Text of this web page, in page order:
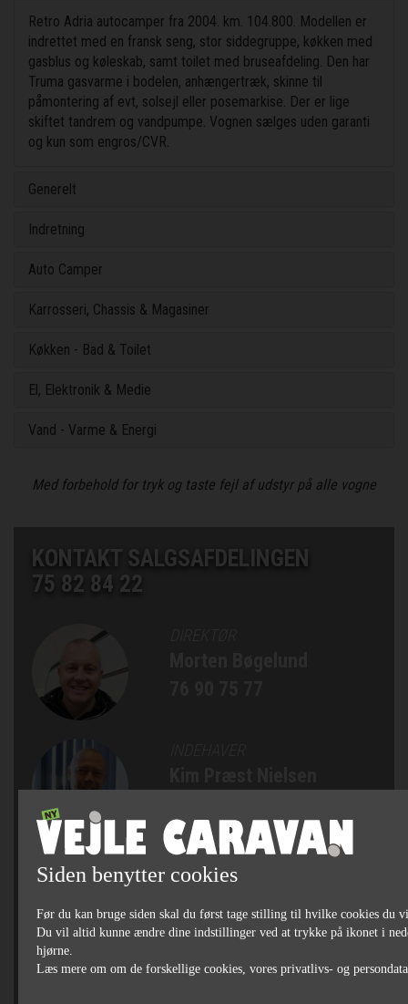
Retro Adria autocamper fra 2004. km. 104.800. Modellen er
indrettet med en fransk seng, stor siddegruppe, køkken med
gasblus og køleskab, samt toilet med bruseafdeling. Den har
Truma gasvarme i bodelen, anhængertræk, skinne til
påmontering af evt, solsejl eller posemarkise. Der er lige
skiftet tandrem og vandpumpe. Vognen sælges uden garanti
og kun som engros/CVR.
Generelt
Indretning
Auto Camper
Karrosseri, Chassis & Magasiner
Køkken - Bad & Toilet
El, Elektronik & Medie
Vand - Varme & Energi
Med forbehold for tryk og taste fejl af udstyr på alle vogne
KONTAKT SALGSAFDELINGEN
75 82 84 22
SALGSCHEF, AUTOCAMPERE
OG CAMPINGVOGNE
Michael Bjørn Jakobsen
76 90 75 79
Siden benytter cookies
Før du kan bruge siden skal du først tage stilling til hvilke cookies du
Du vil altid kunne ændre dine indstillinger ved at trykke på ikonet i
hjørne.
Læs mere om om de forskellige cookies, vores privatlivs- og